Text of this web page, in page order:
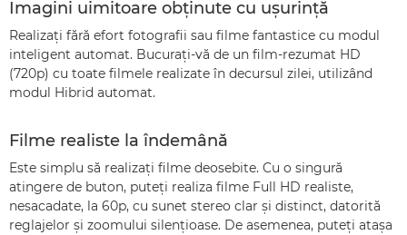
Imagini uimitoare obţinute cu uşurinţă
Realizaţi fără efort fotografii sau filme fantastice cu modul
inteligent automat. Bucuraţi-vă de un film-rezumat HD
(720p) cu toate filmele realizate în decursul zilei, utilizând
modul Hibrid automat.
Filme realiste la îndemână
Este simplu să realizaţi filme deosebite. Cu o singură
atingere de buton, puteţi realiza filme Full HD realiste,
nesacadate, la 60p, cu sunet stereo clar şi distinct, datorită
reglajelor şi zoomului silenţioase. De asemenea, puteţi ataşa